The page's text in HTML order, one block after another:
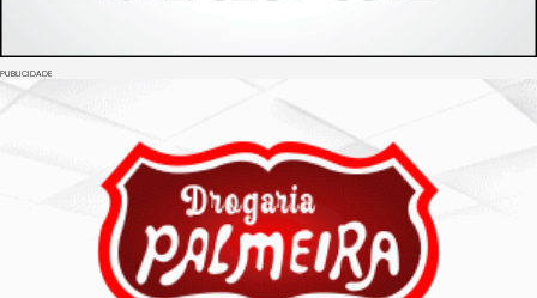
PUBLICIDADE